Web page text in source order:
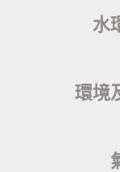
水
環境